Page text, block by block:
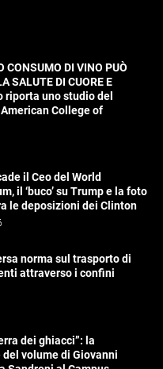
CONSUMO DI VINO PUÒ
SALUTE DI CUORE E
riporta uno studio del
College of
il Ceo del World
il ‘buco’ su Trump e la foto
le deposizioni dei Clinton
norma sul trasporto di
attraverso i confini
dei ghiacci”: la
volume di Giovanni